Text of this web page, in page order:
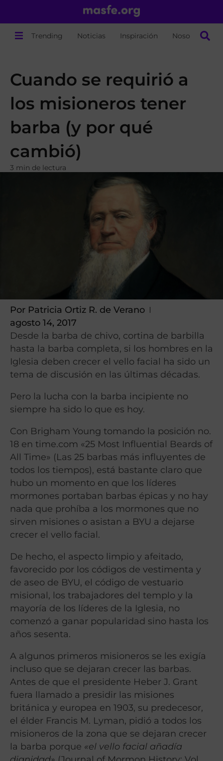
Trending Noticias Inspiración Nosotros
Cuando se requirió a
los misioneros tener
barba (y por qué
cambió)
3 min de lectura
Por Patricia Ortiz R. de Verano
agosto 14, 2017
Desde la barba de chivo, cortina de barbilla
hasta la barba completa, si los hombres en la
Iglesia deben crecer el vello facial ha sido un
tema de discusión en las últimas décadas.
Pero la lucha con la barba incipiente no
siempre ha sido lo que es hoy.
Con Brigham Young tomando la posición no.
18 en time.com «25 Most Influential Beards of
All Time» (Las 25 barbas más influyentes de
todos los tiempos), está bastante claro que
hubo un momento en que los líderes
mormones portaban barbas épicas y no hay
nada que prohíba a los mormones que no
sirven misiones o asistan a BYU a dejarse
crecer el vello facial.
De hecho, el aspecto limpio y afeitado,
favorecido por los códigos de vestimenta y
de aseo de BYU, el código de vestuario
misional, los trabajadores del templo y la
mayoría de los líderes de la Iglesia, no
comenzó a ganar popularidad sino hasta los
años sesenta.
A algunos primeros misioneros se les exigía
incluso que se dejaran crecer las barbas.
Antes de que el presidente Heber J. Grant
fuera llamado a presidir las misiones
británica y europea en 1903, su predecesor,
el élder Francis M. Lyman, pidió a todos los
misioneros de la zona que se dejaran crecer
la barba porque «el vello facial añadía